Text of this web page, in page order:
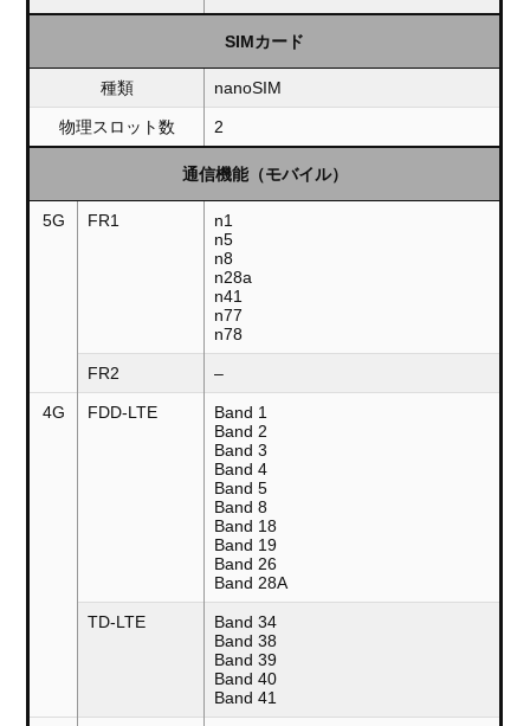
SIMカード
種類 nanoSIM
物理スロット数 2
通信機能（モバイル）
5G FR1
n1
n5
n8
n28a
n41
n77
n78
FR2 –
4G FDD-LTE
Band 1
Band 2
Band 3
Band 4
Band 5
Band 8
Band 18
Band 19
Band 26
Band 28A
TD-LTE
Band 34
Band 38
Band 39
Band 40
Band 41